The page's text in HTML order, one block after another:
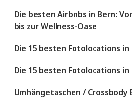
Die besten Airbnbs in Bern:
bis zur Wellness-Oase
Die 15 besten Fotolocations in
Die 15 besten Fotolocations in
Umhängetaschen /